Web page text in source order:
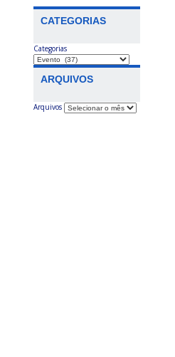
CATEGORIAS
Categorias
ARQUIVOS
Arquivos